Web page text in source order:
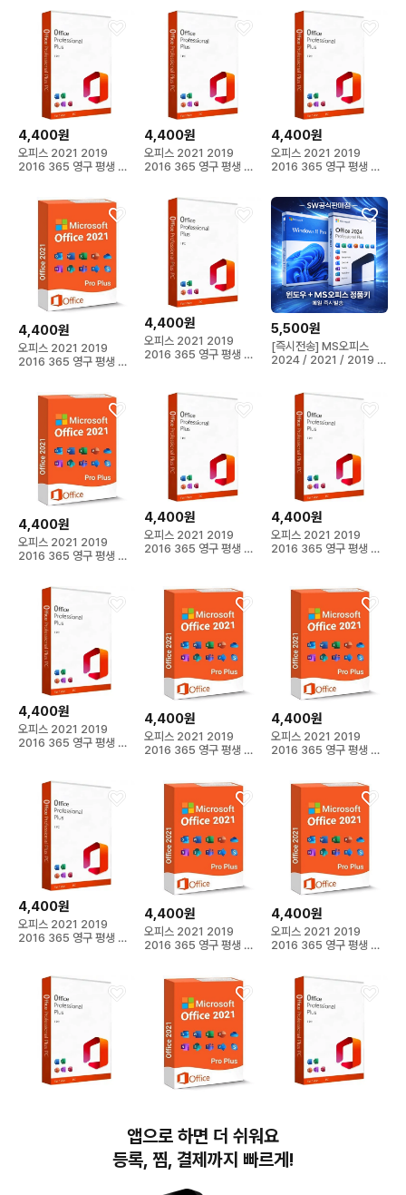
4,400원
오피스 2021 2019
2016 365 영구 평생 이
4,400원
오피스 2021 2019
2016 365 영구 평생 이
4,400원
오피스 2021 2019
2016 365 영구 평생 이
4,400원
오피스 2021 2019
2016 365 영구 평생 이
4,400원
오피스 2021 2019
2016 365 영구 평생 이
5,500원
[즉시전송] MS오피스
2024 / 2021 / 2019 /
4,400원
오피스 2021 2019
2016 365 영구 평생 이
4,400원
오피스 2021 2019
2016 365 영구 평생 이
4,400원
오피스 2021 2019
2016 365 영구 평생 이
4,400원
오피스 2021 2019
2016 365 영구 평생 이
4,400원
오피스 2021 2019
2016 365 영구 평생 이
4,400원
오피스 2021 2019
2016 365 영구 평생 이
4,400원
오피스 2021 2019
2016 365 영구 평생 이
4,400원
오피스 2021 2019
2016 365 영구 평생 이
4,400원
오피스 2021 2019
2016 365 영구 평생 이
2016 365 영구 평생 이
오피스 2021 2019
2016 365 영구 평생 이
메일 발송
2016 365 영구 평생 이
메일 발송
앱으로 하면 더 쉬워요
등록, 찜, 결제까지 빠르게!